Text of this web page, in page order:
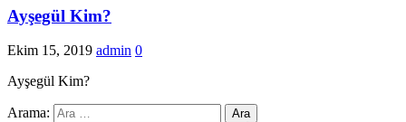
Ayşegül Kim?
Ekim 15, 2019 admin 0
Ayşegül Kim?
Arama: